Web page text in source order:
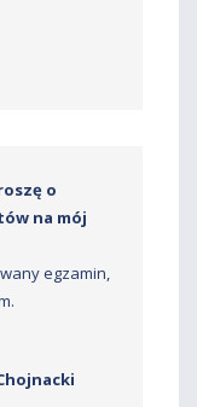
o
na mój
egzamin,